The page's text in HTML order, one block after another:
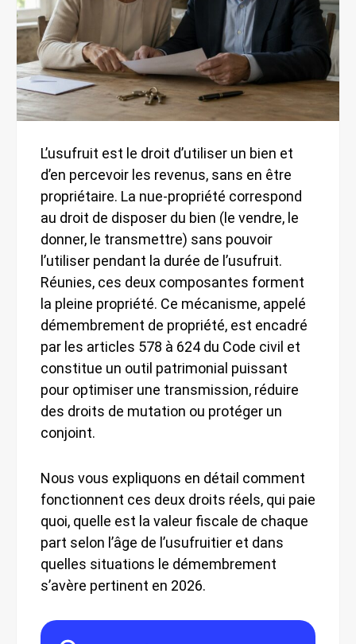
L’usufruit est le droit d’utiliser un bien et
d’en percevoir les revenus, sans en être
propriétaire. La nue-propriété correspond
au droit de disposer du bien (le vendre, le
donner, le transmettre) sans pouvoir
l’utiliser pendant la durée de l’usufruit.
Réunies, ces deux composantes forment
la pleine propriété. Ce mécanisme, appelé
démembrement de propriété, est encadré
par les articles 578 à 624 du Code civil et
constitue un outil patrimonial puissant
pour optimiser une transmission, réduire
des droits de mutation ou protéger un
conjoint.
Nous vous expliquons en détail comment
fonctionnent ces deux droits réels, qui paie
quoi, quelle est la valeur fiscale de chaque
part selon l’âge de l’usufruitier et dans
quelles situations le démembrement
s’avère pertinent en 2026.